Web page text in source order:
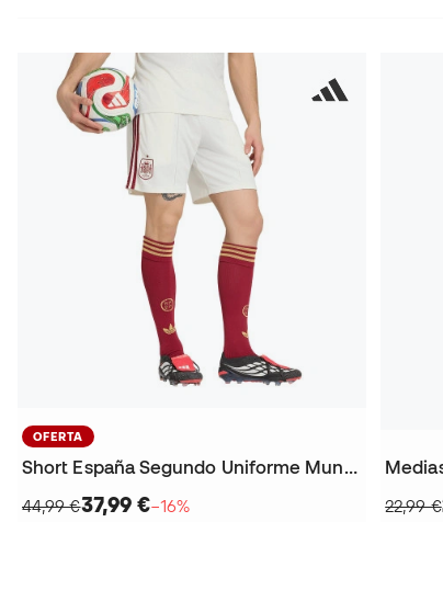
OFERTA
Short España Segundo Uniforme Mundial 2026
44,99 €37,99 €−16%
22,99 €